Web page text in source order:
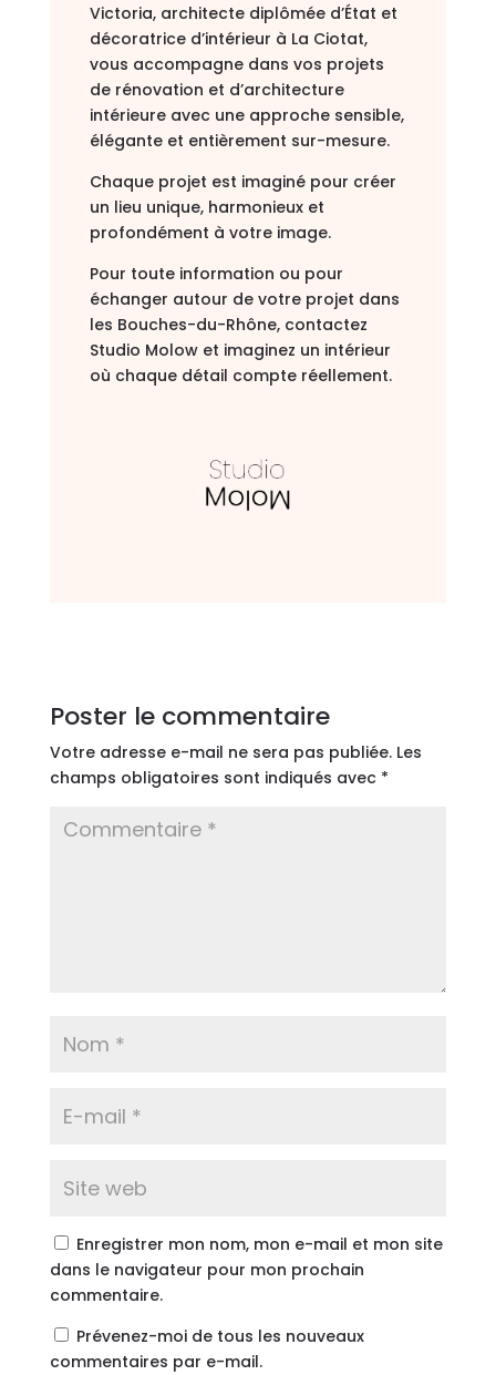
Victoria, architecte diplômée d’État et
décoratrice d’intérieur à La Ciotat,
vous accompagne dans vos projets
de rénovation et d’architecture
intérieure avec une approche sensible,
élégante et entièrement sur-mesure.
Chaque projet est imaginé pour créer
un lieu unique, harmonieux et
profondément à votre image.
Pour toute information ou pour
échanger autour de votre projet dans
les Bouches-du-Rhône, contactez
Studio Molow et imaginez un intérieur
où chaque détail compte réellement.
Poster le commentaire
Votre adresse e-mail ne sera pas publiée. Les
champs obligatoires sont indiqués avec *
Enregistrer mon nom, mon e-mail et mon site
dans le navigateur pour mon prochain
commentaire.
Prévenez-moi de tous les nouveaux
commentaires par e-mail.